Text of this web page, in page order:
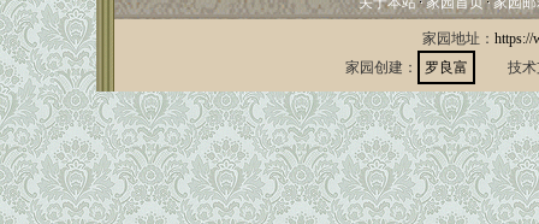
家园地址： https://
家园创建：
罗良富 技术